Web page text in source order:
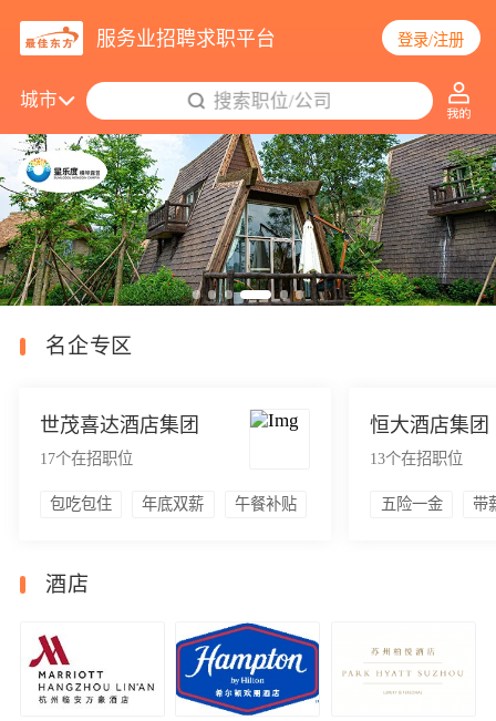
服务业招聘求职平台 登录/注册
城市
搜索职位/公司
14656个职位更新
名企专区
世茂喜达酒店集团
17个在招职位
包吃包住 年底双薪 午餐补贴
恒大酒店集团
13个在招职位
五险一金 带
酒店